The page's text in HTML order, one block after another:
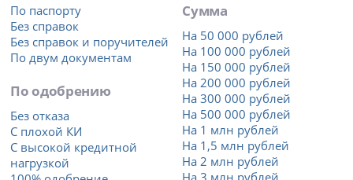
По паспорту
Без справок
Без справок и поручителей
По двум документам
По одобрению
Без отказа
С плохой КИ
С высокой кредитной
нагрузкой
Сумма
На 50 000 рублей
На 100 000 рублей
На 150 000 рублей
На 200 000 рублей
На 300 000 рублей
На 500 000 рублей
На 1 млн рублей
На 1,5 млн рублей
На 2 млн рублей